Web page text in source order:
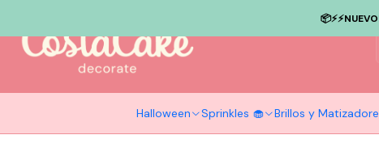
Halloween Sprinkles 🧁 Brillos y